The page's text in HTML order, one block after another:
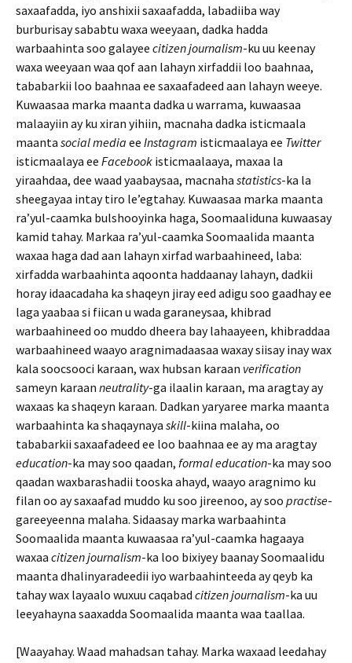
saxaafadda, iyo anshixii saxaafadda, labadiiba way
burburisay sababtu waxa weeyaan, dadka hadda
warbaahinta soo galayee citizen journalism-ku uu keenay
waxa weeyaan waa qof aan lahayn xirfaddii loo baahnaa,
tababarkii loo baahnaa ee saxaafadeed aan lahayn weeye.
Kuwaasaa marka maanta dadka u warrama, kuwaasaa
malaayiin ay ku xiran yihiin, macnaha dadka isticmaala
maanta social media ee Instagram isticmaalaya ee Twitter
isticmaalaya ee Facebook isticmaalaaya, maxaa la
yiraahdaa, dee waad yaabaysaa, macnaha statistics-ka la
sheegayaa intay tiro le’egtahay. Kuwaasaa marka maanta
ra’yul-caamka bulshooyinka haga, Soomaaliduna kuwaasay
kamid tahay. Markaa ra’yul-caamka Soomaalida maanta
waxaa haga dad aan lahayn xirfad warbaahineed, laba:
xirfadda warbaahinta aqoonta haddaanay lahayn, dadkii
horay idaacadaha ka shaqeyn jiray eed adigu soo gaadhay ee
laga yaabaa si fiican u wada garaneysaa, khibrad
warbaahineed oo muddo dheera bay lahaayeen, khibraddaa
warbaahineed waayo aragnimadaasaa waxay siisay inay wax
kala soocsooci karaan, wax hubsan karaan verification
sameyn karaan neutrality-ga ilaalin karaan, ma aragtay ay
waxaas ka shaqeyn karaan. Dadkan yaryaree marka maanta
warbaahinta ka shaqaynaya skill-kiina malaha, oo
tababarkii saxaafadeed ee loo baahnaa ee ay ma aragtay
education-ka may soo qaadan, formal education-ka may soo
qaadan waxbarashadii tooska ahayd, waayo aragnimo ku
filan oo ay saxaafad muddo ku soo jireenoo, ay soo practise-
gareeyeenna malaha. Sidaasay marka warbaahinta
Soomaalida maanta kuwaasaa ra’yul-caamka hagaaya
waxaa citizen journalism-ka loo bixiyey baanay Soomaalidu
maanta dhalinyaradeedii iyo warbaahinteeda ay qeyb ka
tahay wax layaalo wuxuu caqabad citizen journalism-ka uu
leeyahayna saaxadda Soomaalida maanta waa taallaa.
[Waayahay. Waad mahadsan tahay. Marka waxaad leedahay